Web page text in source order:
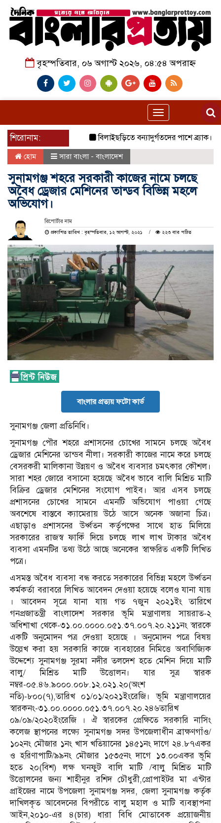
বৃহস্পতিবার, ০৬ অগাস্ট ২০২৬, ০৪:৫৪ অপরাহ্ন
Toggle
navigation
শিরোনাম:
বিলাইছড়িতে বন্যাদুর্গতদের পাশে ব্র্যাক। জুলাই
হোম সারা বাংলা - বাংলাদেশ
সুনামগঞ্জ শহরে সরকারী কাজের নামে চলছে
অবৈধ ড্রেজার মেশিনের তান্ডব বিভিন্ন মহলে
অভিযোগ।
রিপোর্টার নাম
প্রকাশিত তারিখ : বৃহস্পতিবার, ১২ আগস্ট, ২০২১
২২৩ বার পঠিত
বাংলার প্রত্যয় ফটো কার্ড
সুনামগঞ্জ জেলা প্রতিনিধি।
সুনামগঞ্জ পৌর শহরে প্রশাসনের চোখের সামনে চলছে অবৈধ
ড্রেজার মেশিনের তান্ডব নীলা। সরকারী কাজের নামে করে চলছে
বেসরকরী মালিকানা উন্নয়ণ ও অবৈধ ব্যবসার চমৎকার কৌশল।
সারা শহর জোরে বসানো হয়েছে অবৈধ ভাবে বালি মিশ্রিত মাটি
বিক্রির ড্রেজার মেশিনের সংযোগ পাইব। আর এসব চলছে
প্রশাসনের চোখের সামনে এমনটি অভিযোগ পাওয়া গেছে
অবশেষে বাস্তবে ক্যামেরায় উঠে আসে অনেক অজানা চিত্র।
এছাড়াও প্রশাসনের উর্ধ্বতন কর্তৃপক্ষের সাথে হাত মিলিয়ে
সরকারের রাজস্ব ফাকিঁ দিয়ে চলছে লাখ লাখ টাকার অবৈধ
ব্যবসা এমনটির তথ্য উঠে আছে অনেকের স্বাক্ষরিত একটি লিখিত
পত্রে।
এসমস্ত অবৈধ ব্যবসা বন্ধ করতে সরকারের বিভিন্ন মহলে উর্ধ্বতন
কর্মকর্তা বরাবরে লিখিত আবেদন দেওয়া হয়েছে বলেও যানা যায়
। আবেদন সূত্রে যানা যায় গত ৭জুন ২০২১ইং তারিখে
গনপ্রজাতন্ত্রী বাংলাদেশ সরকার ভূমি মন্ত্রাণালয় সায়রাত-২
অধিশাখা থেকে-৩১.০০.০০০০.০৫১.৩৭.০০৭.২০.২১১নং স্বারকে
একটি অনুমোদন পত্র দেওয়া হয়েছে । অনুমোদন পত্রে বিষয়
উল্লেখ করা হয় সরকারি কাজে ব্যবহারের নিমিত্তে অবাণিজ্যিক
উদ্দেশ্যে সুনামগঞ্জ সুরমা নদীর তলদেশ হতে মেশিন দিয়ে মাটি
বালু/ মিশ্রিত মাটি উত্তোলন। যার সুত্র স্বারক
নম্বর-০৫.৪৬.৯০০০.০০৮.১২.০২১.২০(অংশ
নতি)-৮০০(৭),তারিখ ০১/০১/২০২১ইংরেজি। ভূমি মন্ত্রাণালয়ের
স্বারকনং-৩১.০০.০০০০.০৫১.৩৭.০০৭.২০.২৪৬তারিখ
০৯/০৯/২০২০ইংরেজি । ঐ স্বারকের প্রেক্ষিতে সরকারি নাসিং
কলেজ স্থাপনের লক্ষ্যে সুনামগঞ্জ সদর উপজেলাধীন ব্রাক্ষণগাঁও/
১০২নং মৌজার ১নং খাস খতিয়ানের ১৪৫১নং দাগে ২৪.৮৭একর
ও হরিণাপাটি/৯৯নং মৌজার ১৫৩৫নং দাগে ১৩.০০একর ভূমি
হতে ২০(বিশ) লক্ষ ঘনফুট বালি মাটি /বালু মিশ্রিত মাটি
উত্তোলনের জন্য শাহীনুর রশিদ চৌধুরী,প্রোপাইটর মা এন্টার
প্রাইজের নামে উপজেলা সুনামগঞ্জ সদর, জেলা সুনামগঞ্জ কর্তৃক
দাখিলকৃত আবেদনের বিপরীতে বালু মহাল ও মাটি ব্যবস্থাপনা
আইন,২০১০-এর ৪(চার) ধারা বিধি মোতাবেক প্রয়োজনীয়